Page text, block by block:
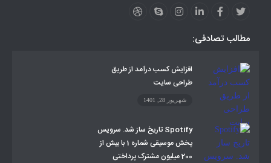
مطالب تصادفی:
افزایش کسب درآمد از طریق
طراحی سایت
شهریور 28, 1401
Spotify تاریخ ساز شد. سرویس
پخش موسیقی شماره 1 با بیش از
200 میلیون مشترک پرداختی